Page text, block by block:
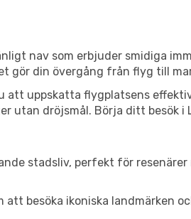
nav som erbjuder smidiga
gör din övergång från flyg till
att uppskatta flygplatsens
dröjsmål. Börja ditt besök i
stadsliv, perfekt för resenärer
att besöka ikoniska landmärken